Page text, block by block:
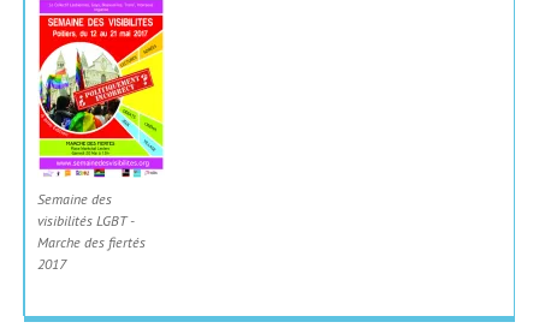
Semaine des
visibilités LGBT -
Marche des fiertés
2017